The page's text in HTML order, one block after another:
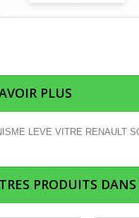
PLUS
LEVE VITRE RENAULT
PRODUITS